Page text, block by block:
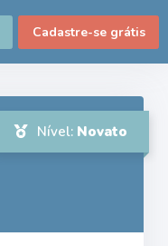
Cadastre-se grátis
Nível: Novato